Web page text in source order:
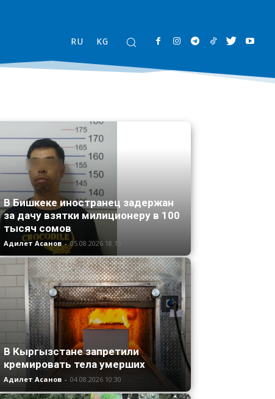
RU KG
В Бишкеке иностранец задержан
за дачу взятки милиционеру в 100
тысяч сомов
Адилет Асанов - 05.08.2026 18:13
В Кыргызстане запретили
кремировать тела умерших
Адилет Асанов - 04.08.2026 10:30